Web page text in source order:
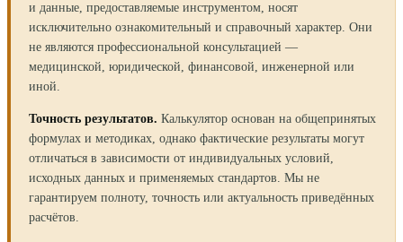
и данные, предоставляемые инструментом, носят
исключительно ознакомительный и справочный характер. Они
не являются профессиональной консультацией —
медицинской, юридической, финансовой, инженерной или
иной.
Точность результатов. Калькулятор основан на общепринятых
формулах и методиках, однако фактические результаты могут
отличаться в зависимости от индивидуальных условий,
исходных данных и применяемых стандартов. Мы не
гарантируем полноту, точность или актуальность приведённых
расчётов.